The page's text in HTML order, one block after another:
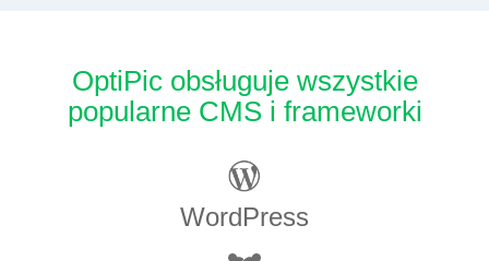
OptiPic obsługuje wszystkie
popularne CMS i frameworki
WordPress